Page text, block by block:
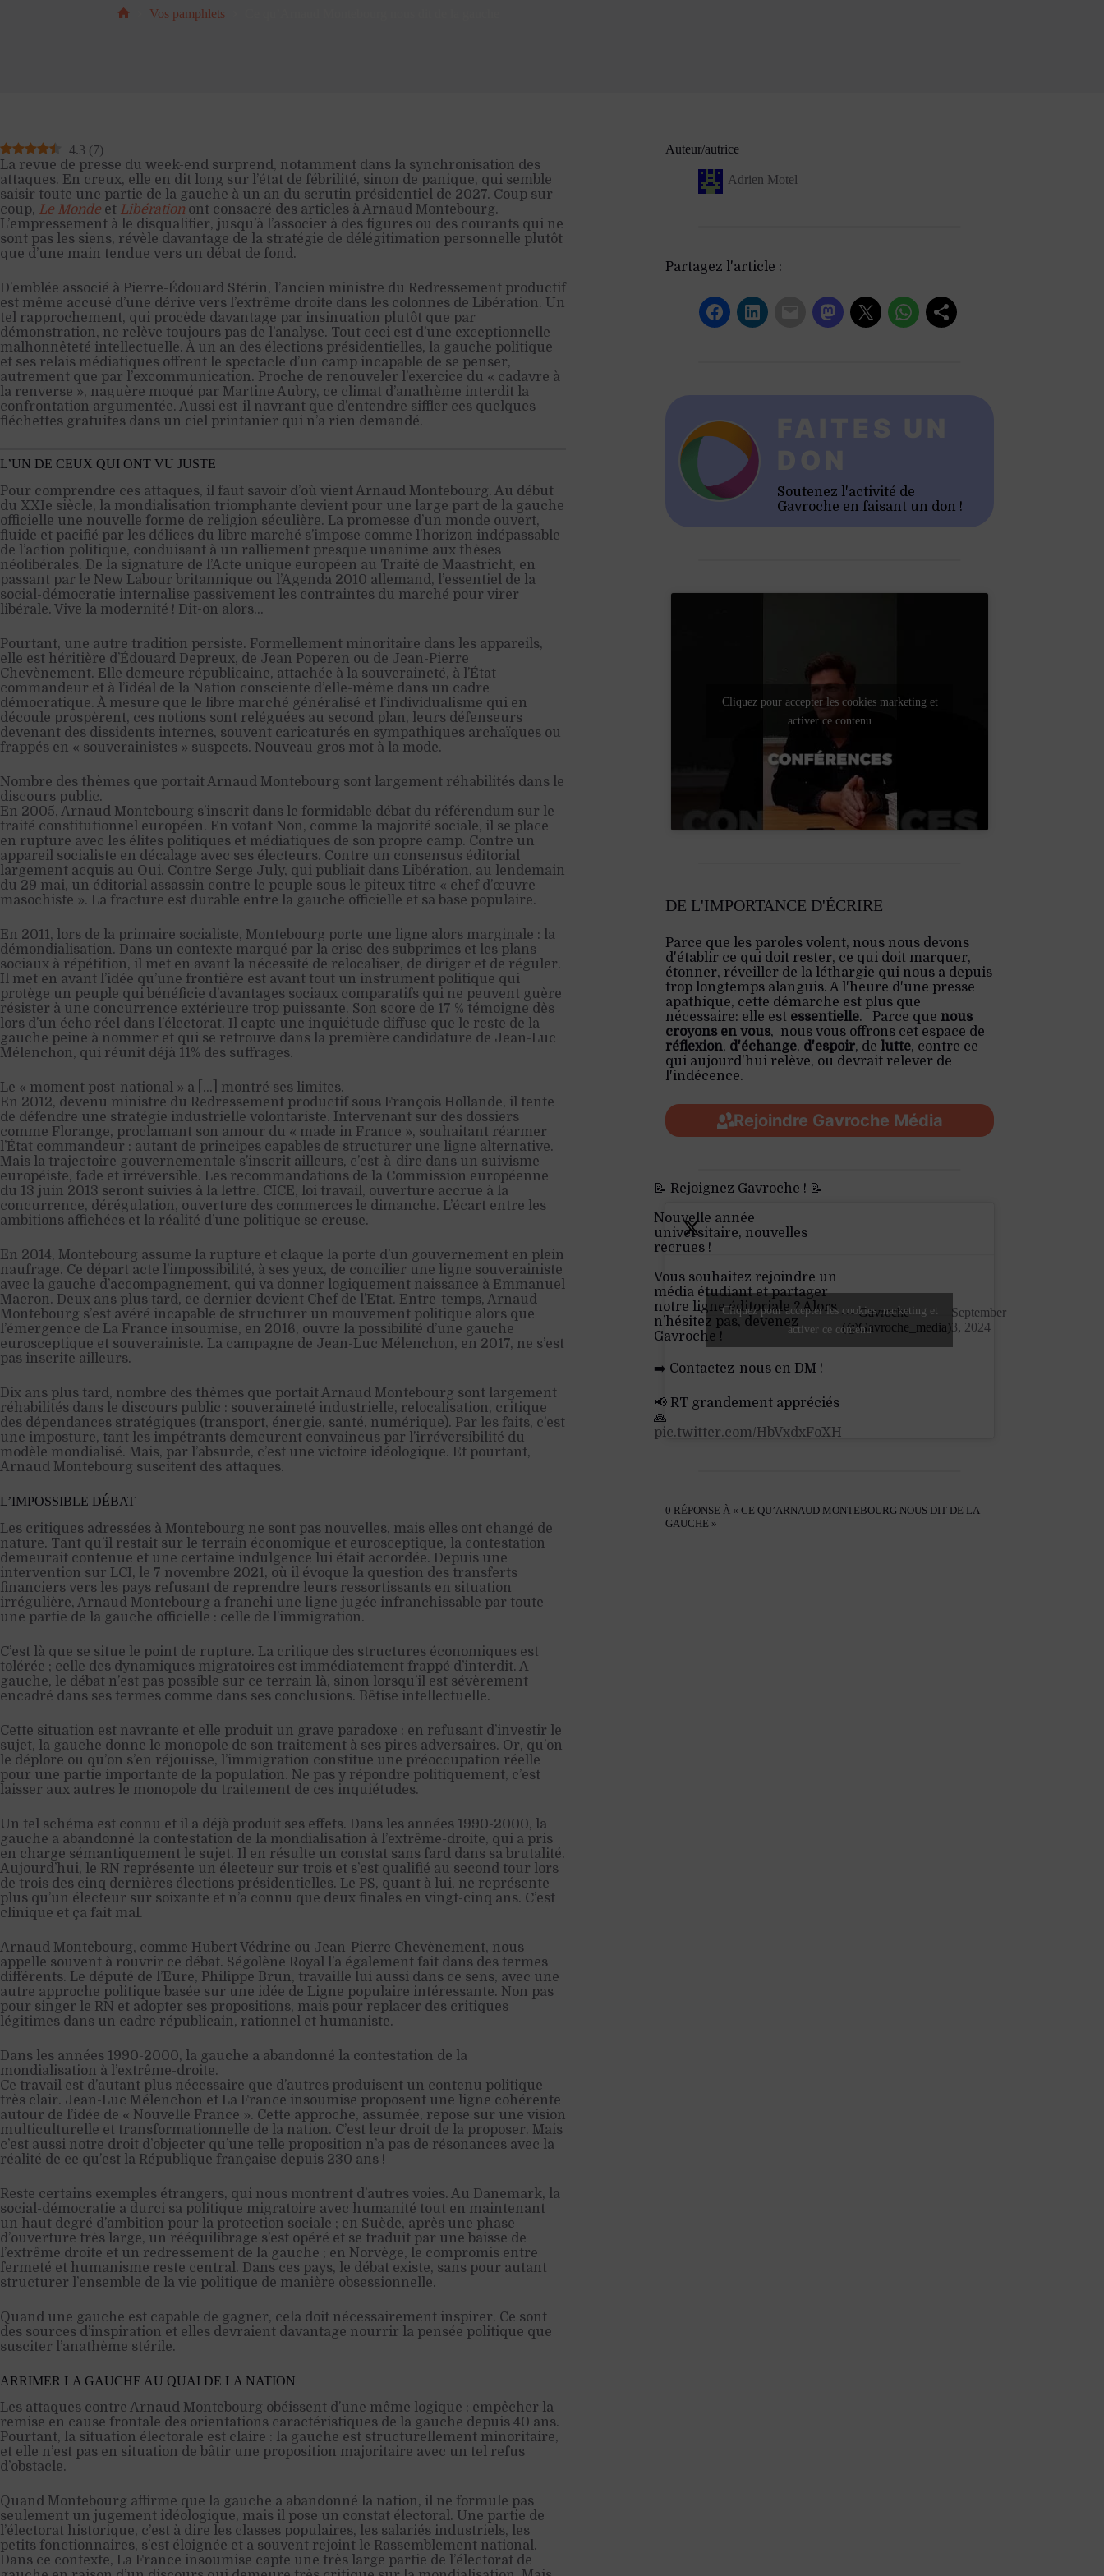
Vos pamphlets
4.3 (7)
La revue de presse du week-end surprend, notamment dans la synchronisation des
attaques. En creux, elle en dit long sur l’état de fébrilité, sinon de panique, qui semble
saisir toute une partie de la gauche à un an du scrutin présidentiel de 2027. Coup sur
coup, Le Monde et Libération ont consacré des articles à Arnaud Montebourg.
L’empressement à le disqualifier, jusqu’à l’associer à des figures ou des courants qui ne
sont pas les siens, révèle davantage de la stratégie de délégitimation personnelle plutôt
que d’une main tendue vers un débat de fond.
D’emblée associé à Pierre-Édouard Stérin, l’ancien ministre du Redressement productif
est même accusé d’une dérive vers l’extrême droite dans les colonnes de Libération. Un
tel rapprochement, qui procède davantage par insinuation plutôt que par
démonstration, ne relève toujours pas de l’analyse. Tout ceci est d’une exceptionnelle
malhonnêteté intellectuelle. À un an des élections présidentielles, la gauche politique
et ses relais médiatiques offrent le spectacle d’un camp incapable de se penser,
autrement que par l’excommunication. Proche de renouveler l’exercice du « cadavre à
la renverse », naguère moqué par Martine Aubry, ce climat d’anathème interdit la
confrontation argumentée. Aussi est-il navrant que d’entendre siffler ces quelques
fléchettes gratuites dans un ciel printanier qui n’a rien demandé.
L’UN DE CEUX QUI ONT VU JUSTE
Pour comprendre ces attaques, il faut savoir d’où vient Arnaud Montebourg. Au début
du XXIe siècle, la mondialisation triomphante devient pour une large part de la gauche
officielle une nouvelle forme de religion séculière. La promesse d’un monde ouvert,
fluide et pacifié par les délices du libre marché s’impose comme l’horizon indépassable
de l’action politique, conduisant à un ralliement presque unanime aux thèses
néolibérales. De la signature de l’Acte unique européen au Traité de Maastricht, en
passant par le New Labour britannique ou l’Agenda 2010 allemand, l’essentiel de la
social-démocratie internalise passivement les contraintes du marché pour virer
libérale. Vive la modernité ! Dit-on alors…
Pourtant, une autre tradition persiste. Formellement minoritaire dans les appareils,
elle est héritière d’Édouard Depreux, de Jean Poperen ou de Jean-Pierre
Chevènement. Elle demeure républicaine, attachée à la souveraineté, à l’État
commandeur et à l’idéal de la Nation consciente d’elle-même dans un cadre
démocratique. À mesure que le libre marché généralisé et l’individualisme qui en
découle prospèrent, ces notions sont reléguées au second plan, leurs défenseurs
devenant des dissidents internes, souvent caricaturés en sympathiques archaïques ou
frappés en « souverainistes » suspects. Nouveau gros mot à la mode.
Nombre des thèmes que portait Arnaud Montebourg sont largement réhabilités dans le
discours public.
En 2005, Arnaud Montebourg s’inscrit dans le formidable débat du référendum sur le
traité constitutionnel européen. En votant Non, comme la majorité sociale, il se place
en rupture avec les élites politiques et médiatiques de son propre camp. Contre un
appareil socialiste en décalage avec ses électeurs. Contre un consensus éditorial
largement acquis au Oui. Contre Serge July, qui publiait dans Libération, au lendemain
du 29 mai, un éditorial assassin contre le peuple sous le piteux titre « chef d’œuvre
masochiste ». La fracture est durable entre la gauche officielle et sa base populaire.
En 2011, lors de la primaire socialiste, Montebourg porte une ligne alors marginale : la
démondialisation. Dans un contexte marqué par la crise des subprimes et les plans
sociaux à répétition, il met en avant la nécessité de relocaliser, de diriger et de réguler.
Il met en avant l’idée qu’une frontière est avant tout un instrument politique qui
protège un peuple qui bénéficie d’avantages sociaux comparatifs qui ne peuvent guère
résister à une concurrence extérieure trop puissante. Son score de 17 % témoigne dès
lors d’un écho réel dans l’électorat. Il capte une inquiétude diffuse que le reste de la
gauche peine à nommer et qui se retrouve dans la première candidature de Jean-Luc
Mélenchon, qui réunit déjà 11% des suffrages.
Le « moment post-national » a […] montré ses limites.
En 2012, devenu ministre du Redressement productif sous François Hollande, il tente
de défendre une stratégie industrielle volontariste. Intervenant sur des dossiers
comme Florange, proclamant son amour du « made in France », souhaitant réarmer
l’État commandeur : autant de principes capables de structurer une ligne alternative.
Mais la trajectoire gouvernementale s’inscrit ailleurs, c’est-à-dire dans un suivisme
européiste, fade et irréversible. Les recommandations de la Commission européenne
du 13 juin 2013 seront suivies à la lettre. CICE, loi travail, ouverture accrue à la
concurrence, dérégulation, ouverture des commerces le dimanche. L’écart entre les
ambitions affichées et la réalité d’une politique se creuse.
En 2014, Montebourg assume la rupture et claque la porte d’un gouvernement en plein
naufrage. Ce départ acte l’impossibilité, à ses yeux, de concilier une ligne souverainiste
avec la gauche d’accompagnement, qui va donner logiquement naissance à Emmanuel
Macron. Deux ans plus tard, ce dernier devient Chef de l’Etat. Entre-temps, Arnaud
Montebourg s’est avéré incapable de structurer un mouvement politique alors que
l’émergence de La France insoumise, en 2016, ouvre la possibilité d’une gauche
eurosceptique et souverainiste. La campagne de Jean-Luc Mélenchon, en 2017, ne s’est
pas inscrite ailleurs.
Dix ans plus tard, nombre des thèmes que portait Arnaud Montebourg sont largement
réhabilités dans le discours public : souveraineté industrielle, relocalisation, critique
des dépendances stratégiques (transport, énergie, santé, numérique). Par les faits, c’est
une imposture, tant les impétrants demeurent convaincus par l’irréversibilité du
modèle mondialisé. Mais, par l’absurde, c’est une victoire idéologique. Et pourtant,
Arnaud Montebourg suscitent des attaques.
L’IMPOSSIBLE DÉBAT
Les critiques adressées à Montebourg ne sont pas nouvelles, mais elles ont changé de
nature. Tant qu’il restait sur le terrain économique et eurosceptique, la contestation
demeurait contenue et une certaine indulgence lui était accordée. Depuis une
intervention sur LCI, le 7 novembre 2021, où il évoque la question des transferts
financiers vers les pays refusant de reprendre leurs ressortissants en situation
irrégulière, Arnaud Montebourg a franchi une ligne jugée infranchissable par toute
une partie de la gauche officielle : celle de l’immigration.
C’est là que se situe le point de rupture. La critique des structures économiques est
tolérée ; celle des dynamiques migratoires est immédiatement frappé d’interdit. A
gauche, le débat n’est pas possible sur ce terrain là, sinon lorsqu’il est sévèrement
encadré dans ses termes comme dans ses conclusions. Bêtise intellectuelle.
Cette situation est navrante et elle produit un grave paradoxe : en refusant d’investir le
sujet, la gauche donne le monopole de son traitement à ses pires adversaires. Or, qu’on
le déplore ou qu’on s’en réjouisse, l’immigration constitue une préoccupation réelle
pour une partie importante de la population. Ne pas y répondre politiquement, c’est
laisser aux autres le monopole du traitement de ces inquiétudes.
Un tel schéma est connu et il a déjà produit ses effets. Dans les années 1990-2000, la
gauche a abandonné la contestation de la mondialisation à l’extrême-droite, qui a pris
en charge sémantiquement le sujet. Il en résulte un constat sans fard dans sa brutalité.
Aujourd’hui, le RN représente un électeur sur trois et s’est qualifié au second tour lors
de trois des cinq dernières élections présidentielles. Le PS, quant à lui, ne représente
plus qu’un électeur sur soixante et n’a connu que deux finales en vingt-cinq ans. C’est
clinique et ça fait mal.
Arnaud Montebourg, comme Hubert Védrine ou Jean-Pierre Chevènement, nous
appelle souvent à rouvrir ce débat. Ségolène Royal l’a également fait dans des termes
différents. Le député de l’Eure, Philippe Brun, travaille lui aussi dans ce sens, avec une
autre approche politique basée sur une idée de Ligne populaire intéressante. Non pas
pour singer le RN et adopter ses propositions, mais pour replacer des critiques
légitimes dans un cadre républicain, rationnel et humaniste.
Dans les années 1990-2000, la gauche a abandonné la contestation de la
mondialisation à l’extrême-droite.
Ce travail est d’autant plus nécessaire que d’autres produisent un contenu politique
très clair. Jean-Luc Mélenchon et La France insoumise proposent une ligne cohérente
autour de l’idée de « Nouvelle France ». Cette approche, assumée, repose sur une vision
multiculturelle et transformationnelle de la nation. C’est leur droit de la proposer. Mais
c’est aussi notre droit d’objecter qu’une telle proposition n’a pas de résonances avec la
réalité de ce qu’est la République française depuis 230 ans !
Reste certains exemples étrangers, qui nous montrent d’autres voies. Au Danemark, la
social-démocratie a durci sa politique migratoire avec humanité tout en maintenant
un haut degré d’ambition pour la protection sociale ; en Suède, après une phase
d’ouverture très large, un rééquilibrage s’est opéré et se traduit par une baisse de
l’extrême droite et un redressement de la gauche ; en Norvège, le compromis entre
fermeté et humanisme reste central. Dans ces pays, le débat existe, sans pour autant
structurer l’ensemble de la vie politique de manière obsessionnelle.
Quand une gauche est capable de gagner, cela doit nécessairement inspirer. Ce sont
des sources d’inspiration et elles devraient davantage nourrir la pensée politique que
susciter l’anathème stérile.
ARRIMER LA GAUCHE AU QUAI DE LA NATION
Les attaques contre Arnaud Montebourg obéissent d’une même logique : empêcher la
remise en cause frontale des orientations caractéristiques de la gauche depuis 40 ans.
Pourtant, la situation électorale est claire : la gauche est structurellement minoritaire,
et elle n’est pas en situation de bâtir une proposition majoritaire avec un tel refus
d’obstacle.
Quand Montebourg affirme que la gauche a abandonné la nation, il ne formule pas
seulement un jugement idéologique, mais il pose un constat électoral. Une partie de
l’électorat historique, c’est à dire les classes populaires, les salariés industriels, les
petits fonctionnaires, s’est éloignée et a souvent rejoint le Rassemblement national.
Dans ce contexte, La France insoumise capte une très large partie de l’électorat de
Auteur/autrice
Adrien Motel
Partagez l'article :
Soutenez l'activité de
Gavroche en faisant un don !
Cliquez pour accepter les cookies marketing et
activer ce contenu
DE L'IMPORTANCE D'ÉCRIRE
Parce que les paroles volent, nous nous devons
d'établir ce qui doit rester, ce qui doit marquer,
étonner, réveiller de la léthargie qui nous a depuis
trop longtemps alanguis. A l'heure d'une presse
apathique, cette démarche est plus que
nécessaire: elle est essentielle. Parce que nous
croyons en vous, nous vous offrons cet espace de
réflexion, d'échange, d'espoir, de lutte, contre ce
qui aujourd'hui relève, ou devrait relever de
l'indécence.
Rejoindre Gavroche Média
📝 Rejoignez Gavroche ! 📝
Nouvelle année
universitaire, nouvelles
recrues !
Vous souhaitez rejoindre un
média étudiant et partager
notre ligne éditoriale ? Alors
n’hésitez pas, devenez
Gavroche !
➡️ Contactez-nous en DM !
📢 RT grandement appréciés
🙏
pic.twitter.com/HbVxdxFoXH
— Gavroche
(@Gavroche_media)
September
3, 2024
Cliquez pour accepter les cookies marketing et
activer ce contenu
0 RÉPONSE À « CE QU’ARNAUD MONTEBOURG NOUS DIT DE LA
GAUCHE »